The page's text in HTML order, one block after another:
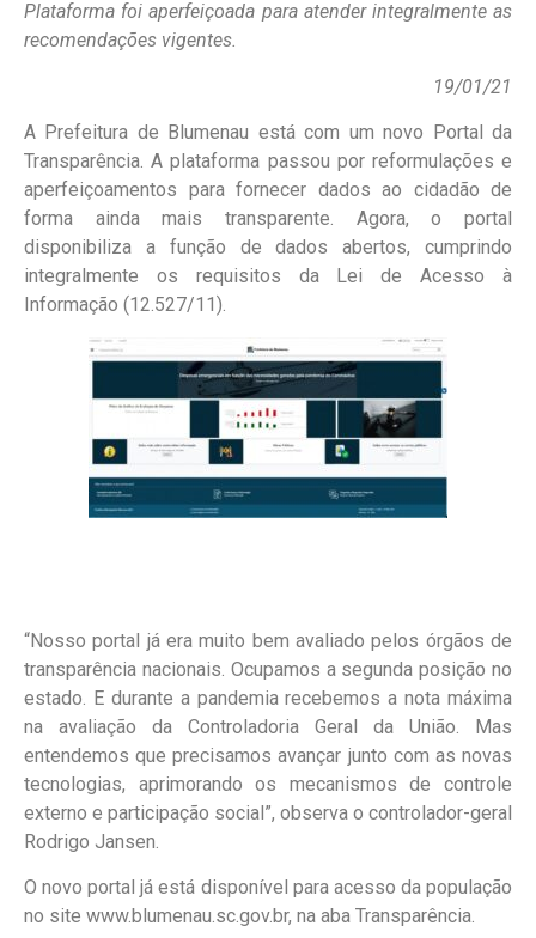
Plataforma foi aperfeiçoada para atender integralmente as
recomendações vigentes.
19/01/21
A Prefeitura de Blumenau está com um novo Portal da
Transparência. A plataforma passou por reformulações e
aperfeiçoamentos para fornecer dados ao cidadão de
forma ainda mais transparente. Agora, o portal
disponibiliza a função de dados abertos, cumprindo
integralmente os requisitos da Lei de Acesso à
Informação (12.527/11).
“Nosso portal já era muito bem avaliado pelos órgãos de
transparência nacionais. Ocupamos a segunda posição no
estado. E durante a pandemia recebemos a nota máxima
na avaliação da Controladoria Geral da União. Mas
entendemos que precisamos avançar junto com as novas
tecnologias, aprimorando os mecanismos de controle
externo e participação social”, observa o controlador-geral
Rodrigo Jansen.
O novo portal já está disponível para acesso da população
no site www.blumenau.sc.gov.br, na aba Transparência.